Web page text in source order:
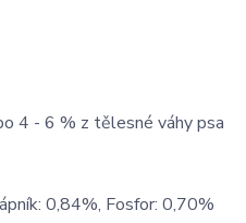
4 - 6 % z tělesné váhy psa
0,84%, Fosfor: 0,70%